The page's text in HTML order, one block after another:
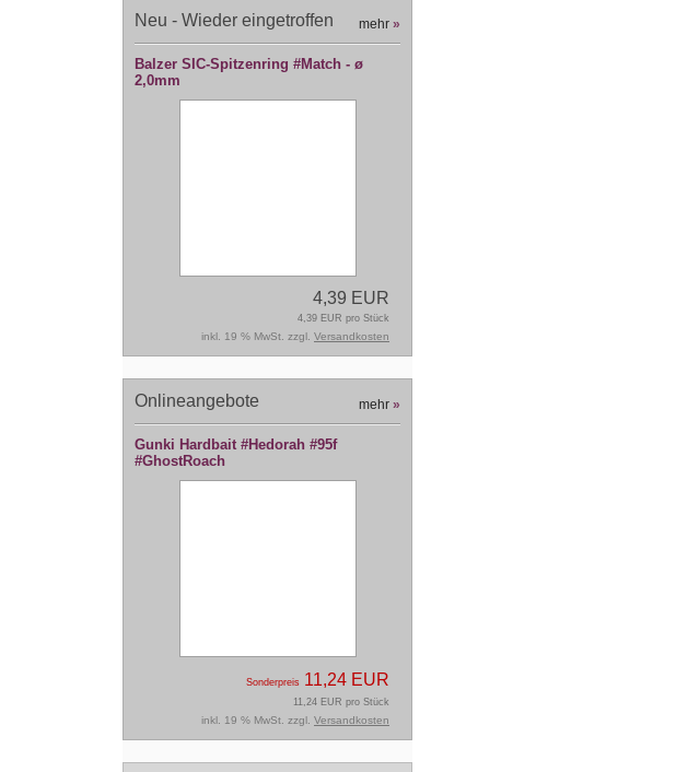
Neu - Wieder eingetroffen mehr »
Balzer SIC-Spitzenring #Match - ø
2,0mm
4,39 EUR
4,39 EUR pro Stück
inkl. 19 % MwSt. zzgl. Versandkosten
Onlineangebote mehr »
Gunki Hardbait #Hedorah #95f
#GhostRoach
Sonderpreis 11,24 EUR
11,24 EUR pro Stück
inkl. 19 % MwSt. zzgl. Versandkosten